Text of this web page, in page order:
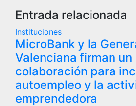
entradas
Entrada relacionada
Instituciones
MicroBank y la
Valenciana firman
colaboración para
autoempleo y la
emprendedora